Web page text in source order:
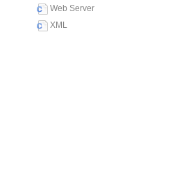
Web Server
XML